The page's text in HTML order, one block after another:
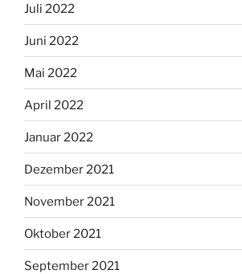
Juli 2022
Juni 2022
Mai 2022
April 2022
Januar 2022
Dezember 2021
November 2021
Oktober 2021
September 2021